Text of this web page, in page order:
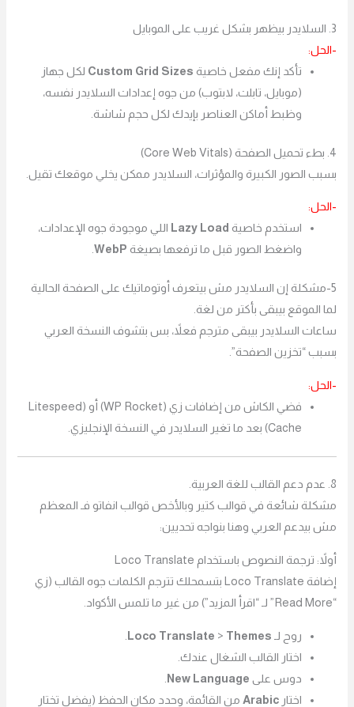
3. السلايدر بيظهر بشكل غريب على الموبايل
-الحل:
تأكد إنك مفعل خاصية Custom Grid Sizes لكل جهاز
(موبايل، تابلت، لابتوب) من جوه إعدادات السلايدر نفسه،
وظبط أماكن العناصر بإيدك لكل حجم شاشة.
4. بطء تحميل الصفحة (Core Web Vitals)
بسبب الصور الكبيرة والمؤثرات، السلايدر ممكن يخلي موقعك تقيل.
-الحل:
استخدم خاصية Lazy Load اللي موجودة جوه الإعدادات،
واضغط الصور قبل ما ترفعها بصيغة WebP
.
5-مشكلة إن السلايدر مش بيتعرف أوتوماتيك على الصفحة الحالية
لما الموقع بيبقى بأكتر من لغة.
ساعات السلايدر بيبقى مترجم فعلاً، بس بتشوف النسخة العربي
بسبب “تخزين الصفحة”.
-الحل:
فضي الكاش من إضافات زي (WP Rocket) أو (Litespeed
Cache) بعد ما تغير السلايدر في النسخة الإنجليزي.
8. عدم دعم القالب للغة العربية.
مشكلة شائعة في قوالب كتير وبالأخص قوالب انفاتو فـ المعظم
مش بيدعم العربي وهنا بنواجه تحديين:
أولاً: ترجمة النصوص باستخدام Loco Translate
إضافة Loco Translate بتسمحلك تترجم الكلمات جوه القالب (زي
“Read More” لـ “اقرأ المزيد”) من غير ما تلمس الأكواد.
روح لـ Loco Translate > Themes
اختار القالب الشغال عندك.
دوس على New Language
اختارArabic من القائمة، وحدد مكان الحفظ (يفضل تختار